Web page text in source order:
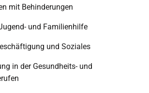
mit Behinderungen
und Familienhilfe
und Soziales
in der Gesundheits- und